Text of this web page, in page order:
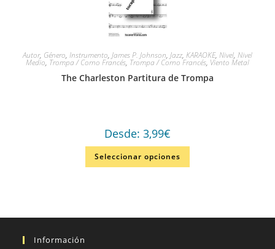
Autor, Género, Instrumento, James P. Johnson, Jazz, KARAOKE, Nivel, Nivel
Medio, Trompa / Corno Francés, Trompa / Corno Francés, Viento Metal
The Charleston Partitura de Trompa
Desde: 3,99€
Seleccionar opciones
Información